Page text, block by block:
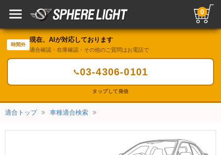
0
時間外
現在、AIが対応しております
適合確認・在庫確認・その他のご質問はお電話で
📞03-4306-0101
タップして発信
適合トップ 車種適合検索